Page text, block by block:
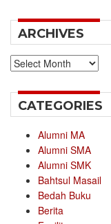
ARCHIVES
Archives
CATEGORIES
Alumni MA
Alumni SMA
Alumni SMK
Bahtsul Masail
Bedah Buku
Berita